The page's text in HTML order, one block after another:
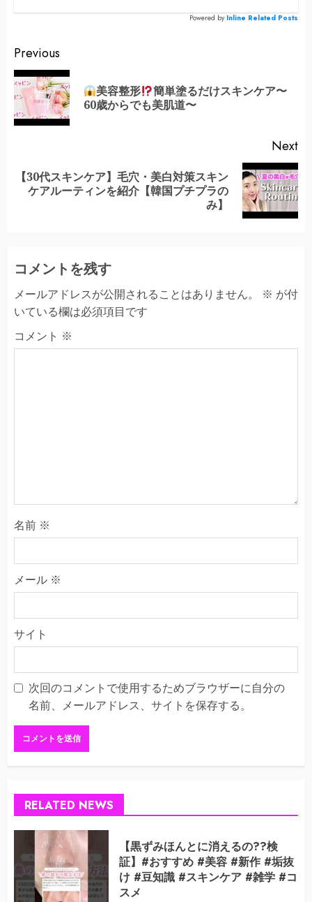
Powered by Inline Related Posts
Continue
Reading
Previous
美容整形
簡単塗るだけスキンケア〜
60歳からでも美肌道〜
Next
Next
【30代スキンケア】毛穴・美白対策スキン
ケアルーティンを紹介【韓国プチプラの
み】
コメントを残す
メールアドレスが公開されることはありません。 ※ が付
いている欄は必須項目です
コメント ※
名前 ※
メール ※
サイト
次回のコメントで使用するためブラウザーに自分の
名前、メールアドレス、サイトを保存する。
RELATED NEWS
【黒ずみほんとに消えるの??検
証】#おすすめ #美容 #新作 #垢抜
け #豆知識 #スキンケア #雑学 #コ
スメ